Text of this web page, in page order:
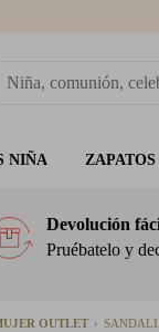
NIÑA
Devolución
Pruébatelo y
OUTLET